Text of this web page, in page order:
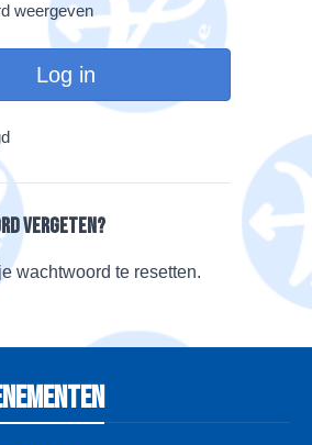
weergeven
Log in
vergeten?
wachtwoord te resetten.